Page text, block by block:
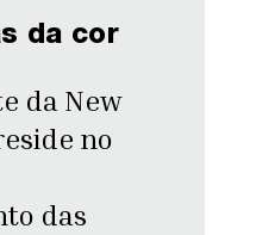
da cor
da New
no
das